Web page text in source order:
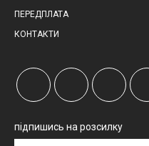
ПЕРЕДПЛАТА
КОНТАКТИ
підпишись на розсилку